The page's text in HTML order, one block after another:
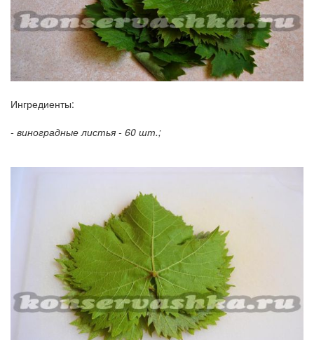
Ингредиенты:
- виноградные листья - 60 шт.;